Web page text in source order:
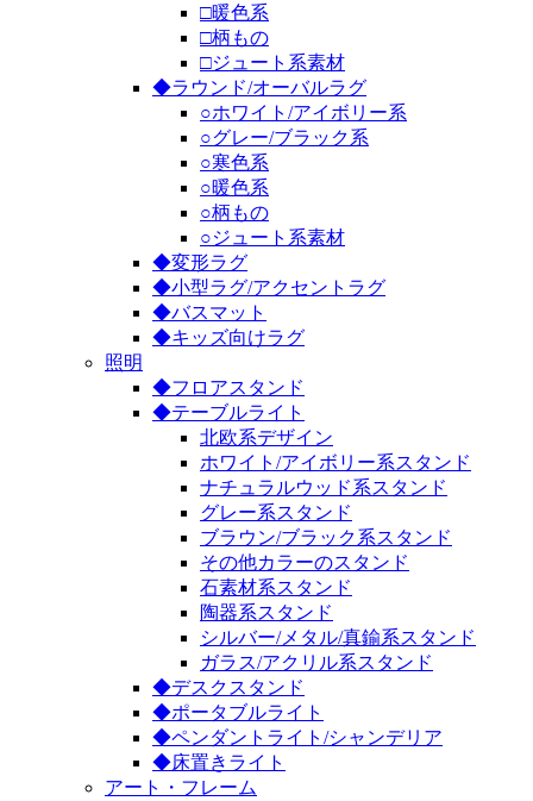
□暖色系
□柄もの
□ジュート系素材
◆ラウンド/オーバルラグ
○ホワイト/アイボリー系
○グレー/ブラック系
○寒色系
○暖色系
○柄もの
○ジュート系素材
◆変形ラグ
◆小型ラグ/アクセントラグ
◆バスマット
◆キッズ向けラグ
照明
◆フロアスタンド
◆テーブルライト
北欧系デザイン
ホワイト/アイボリー系スタンド
ナチュラルウッド系スタンド
グレー系スタンド
ブラウン/ブラック系スタンド
その他カラーのスタンド
石素材系スタンド
陶器系スタンド
シルバー/メタル/真鍮系スタンド
ガラス/アクリル系スタンド
◆デスクスタンド
◆ポータブルライト
◆ペンダントライト/シャンデリア
◆床置きライト
アート・フレーム